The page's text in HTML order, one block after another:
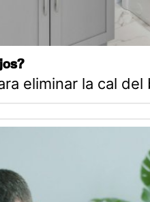
eliminar la cal